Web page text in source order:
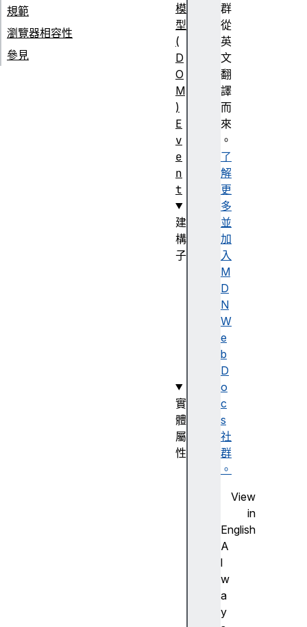
群
從
英
文
翻
譯
而
來
。
了
解
更
多
並
加
入
M
D
N
W
e
b
D
o
c
s
社
群
。
View
in
English
A
l
w
a
y
規範
瀏覽器相容性
參見
模
型
(
D
O
M
)
E
v
e
n
t
建
構
子
實
體
屬
性